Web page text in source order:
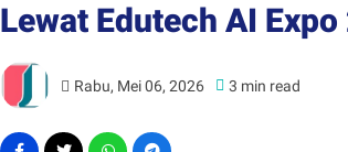
Lewat Edutech AI
Rabu, Mei 06, 2026 3 min read